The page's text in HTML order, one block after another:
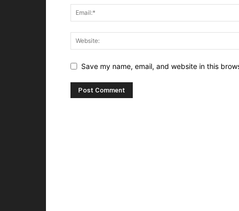
Save my name, email, and website in this